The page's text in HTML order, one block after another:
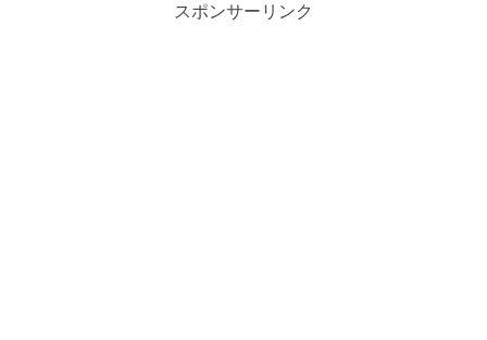
スポンサーリンク